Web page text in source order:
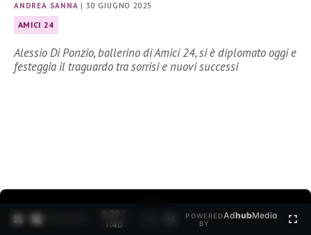
ANDREA SANNA |30 GIUGNO 2025
AMICI 24
Alessio Di Ponzio, ballerino di Amici 24, si è diplomato oggi e
festeggia il traguardo tra sorrisi e nuovi successi
0:30 /
1:40
POWERED
BY
AdhubMedia